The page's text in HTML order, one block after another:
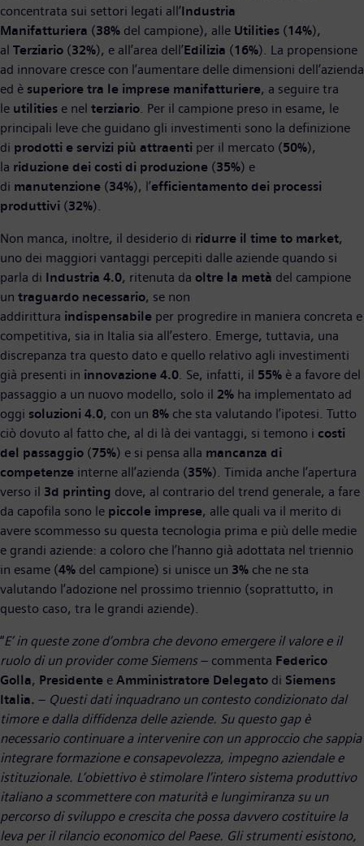
concentrata sui settori legati all’Industria
Manifatturiera (38% del campione), alle Utilities (14%),
al Terziario (32%), e all’area dell’Edilizia (16%). La propensione
ad innovare cresce con l’aumentare delle dimensioni dell’azienda
ed è superiore tra le imprese manifatturiere, a seguire tra
le utilities e nel terziario . Per il campione preso in esame, le
principali leve che guidano gli investimenti sono la definizione
di prodotti e servizi più attraenti per il mercato (50%),
la riduzione dei costi di produzione (35%) e
di manutenzione (34%), l’efficientamento dei processi
produttivi (32%).
Non manca, inoltre, il desiderio di ridurre il time to market,
uno dei maggiori vantaggi percepiti dalle aziende quando si
parla di Industria 4.0, ritenuta da oltre la metà del campione
un traguardo necessario, se non
addirittura indispensabile per progredire in maniera concreta e
competitiva, sia in Italia sia all’estero. Emerge, tuttavia, una
discrepanza tra questo dato e quello relativo agli investimenti
già presenti in innovazione 4.0 . Se, infatti, il 55% è a favore del
passaggio a un nuovo modello, solo il 2% ha implementato ad
oggi soluzioni 4.0, con un 8% che sta valutando l’ipotesi. Tutto
ciò dovuto al fatto che, al di là dei vantaggi, si temono i costi
del passaggio (75%) e si pensa alla mancanza di
competenze interne all’azienda (35%). Timida anche l’apertura
verso il 3d printing dove, al contrario del trend generale, a fare
da capofila sono le piccole imprese, alle quali va il merito di
avere scommesso su questa tecnologia prima e più delle medie
e grandi aziende: a coloro che l’hanno già adottata nel triennio
in esame (4% del campione) si unisce un 3% che ne sta
valutando l’adozione nel prossimo triennio (soprattutto, in
questo caso, tra le grandi aziende).
“E’ in queste zone d’ombra che devono emergere il valore e il
ruolo di un provider come Siemens– commenta Federico
Golla, Presidente e Amministratore Delegato di Siemens
Italia. – Questi dati inquadrano un contesto condizionato dal
timore e dalla diffidenza delle aziende. Su questo gap è
necessario continuare a intervenire con un approccio che sappia
integrare formazione e consapevolezza, impegno aziendale e
istituzionale. L’obiettivo è stimolare l’intero sistema produttivo
italiano a scommettere con maturità e lungimiranza su un
percorso di sviluppo e crescita che possa davvero costituire la
leva per il rilancio economico del Paese. Gli strumenti esistono,